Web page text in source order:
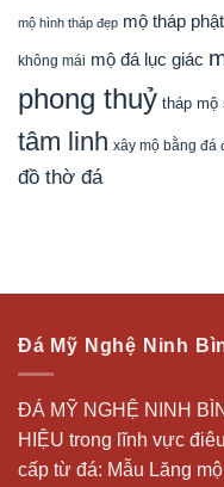
mộ hình tháp đẹp mộ tháp
không mái mộ đá lục giác
phong thuỷ tháp mộ
tâm linh xây mộ bằng đá
đồ thờ đá
Đá Mỹ Nghệ Ninh
ĐÁ MỸ NGHỆ NINH
HIỆU trong lĩnh vực
cấp từ đá: Mẫu Lăng